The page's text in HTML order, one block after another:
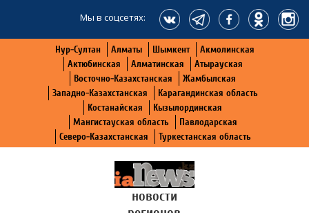
Мы в соцсетях:
Нур-Султан Алматы Шымкент
Акмолинская
Актюбинская
Алматинская
Атырауская
Восточно-Казахстанская
Жамбылская
Западно-Казахстанская
Карагандинская область
Костанайская
Кызылординская
Мангистауская область
Павлодарская
Северо-Казахстанская
Туркестанская область
новости